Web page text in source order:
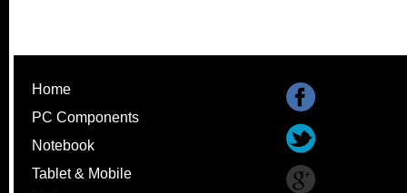
Home
PC Components
Notebook
Tablet & Mobile